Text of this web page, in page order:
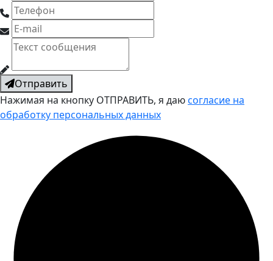
Отправить
Нажимая на кнопку ОТПРАВИТЬ, я даюсогласие на
обработку персональных данных